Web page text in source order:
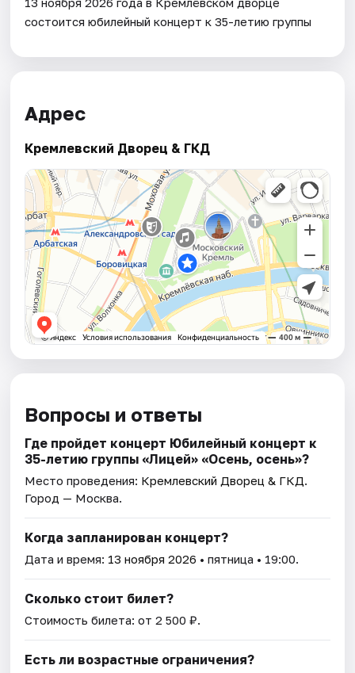
состоится юбилейный концерт к 35-летию группы
Адрес
Кремлевский Дворец & ГКД
Вопросы и ответы
Где пройдет концерт Юбилейный концерт к
35-летию группы «Лицей» «Осень, осень»?
Место проведения: Кремлевский Дворец & ГКД.
Город — Москва.
Когда запланирован концерт?
Дата и время: 13 ноября 2026 • пятница • 19:00.
Сколько стоит билет?
Стоимость билета: от 2 500 ₽.
Есть ли возрастные ограничения?